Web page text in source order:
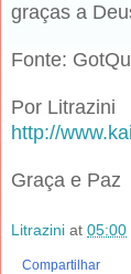
graças a
Fonte:
Por Litrazini
http://
Graça e Paz
Litrazini at 05:00
Compartilhar